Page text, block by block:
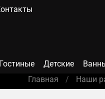
Гостиные Детские
Главная
Наши